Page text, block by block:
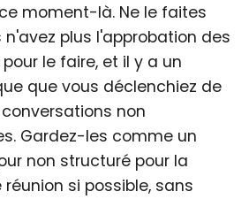
moment-là. Ne le faites
n'avez plus l'approbation des
le faire, et il y a un
que vous déclenchiez de
non
Gardez-les comme un
non structuré pour la
si possible, sans